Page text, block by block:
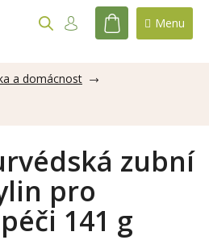
NÁKUPNÍ
a domácnost
zubní
pro
141 g